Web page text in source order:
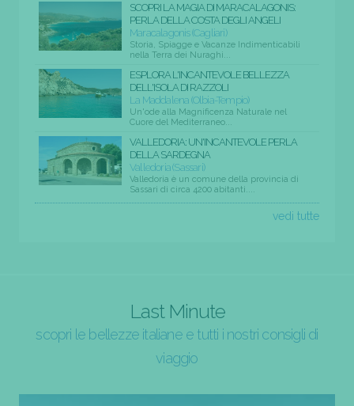
SCOPRI LA MAGIA DI MARACALAGONIS:
PERLA DELLA COSTA DEGLI ANGELI
Maracalagonis (Cagliari)
Storia, Spiagge e Vacanze Indimenticabili
nella Terra dei Nuraghi...
ESPLORA L'INCANTEVOLE BELLEZZA
DELL'ISOLA DI RAZZOLI
La Maddalena (Olbia-Tempio)
Un'ode alla Magnificenza Naturale nel
Cuore del Mediterraneo...
VALLEDORIA: UN'INCANTEVOLE PERLA
DELLA SARDEGNA
Valledoria (Sassari)
Valledoria è un comune della provincia di
Sassari di circa 4200 abitanti....
vedi tutte
Last Minute
scopri le bellezze italiane e tutti i nostri consigli di
viaggio